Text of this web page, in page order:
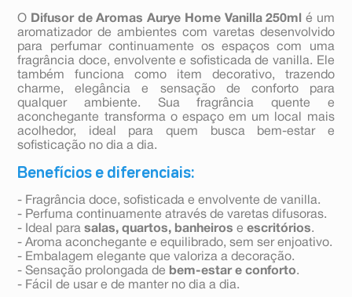
O Difusor de Aromas Aurye Home Vanilla 250ml é um
aromatizador de ambientes com varetas desenvolvido
para perfumar continuamente os espaços com uma
fragrância doce, envolvente e sofisticada de vanilla. Ele
também funciona como item decorativo, trazendo
charme, elegância e sensação de conforto para
qualquer ambiente. Sua fragrância quente e
aconchegante transforma o espaço em um local mais
acolhedor, ideal para quem busca bem-estar e
sofisticação no dia a dia.
Benefícios e diferenciais:
- Fragrância doce, sofisticada e envolvente de vanilla.
- Perfuma continuamente através de varetas difusoras.
- Ideal parasalas, quartos, banheiros eescritórios.
- Aroma aconchegante e equilibrado, sem ser enjoativo.
- Embalagem elegante que valoriza a decoração.
- Sensação prolongada de bem-estar e conforto.
- Fácil de usar e de manter no dia a dia.